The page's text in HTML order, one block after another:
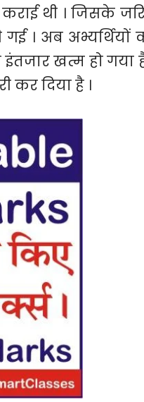
थी । जिसके
। अब अभ्यर्थियों
खत्म हो गया
कर दिया है ।